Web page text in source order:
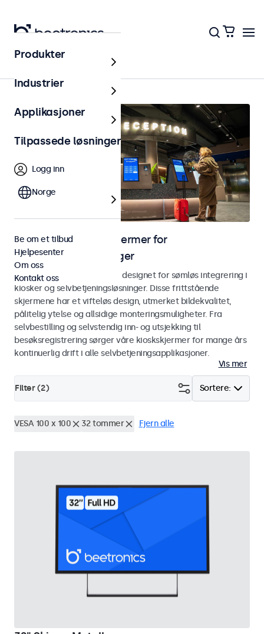
Hjem
Skjermer og touchskjermer for
selvbetjeningsløsninger
Skjermer og touchskjermer designet for sømløs integrering i
kiosker og selvbetjeningsløsninger. Disse frittstående
skjermene har et vifteløs design, utmerket bildekvalitet,
pålitelig ytelse og allsidige monteringsmuligheter. Fra
selvbestilling og selvstendig inn- og utsjekking til
besøksregistrering sørger våre kioskskjermer for mange års
kontinuerlig drift i alle selvbetjeningsapplikasjoner.
Vis mer
Sortere:
Filter (2)
VESA 100 x 100 32 tommer Fjern alle
Produkter
Industrier
Applikasjoner
Tilpassede løsninger
Logg inn
Norge
Be om et tilbud
Hjelpesenter
Om oss
Kontakt oss